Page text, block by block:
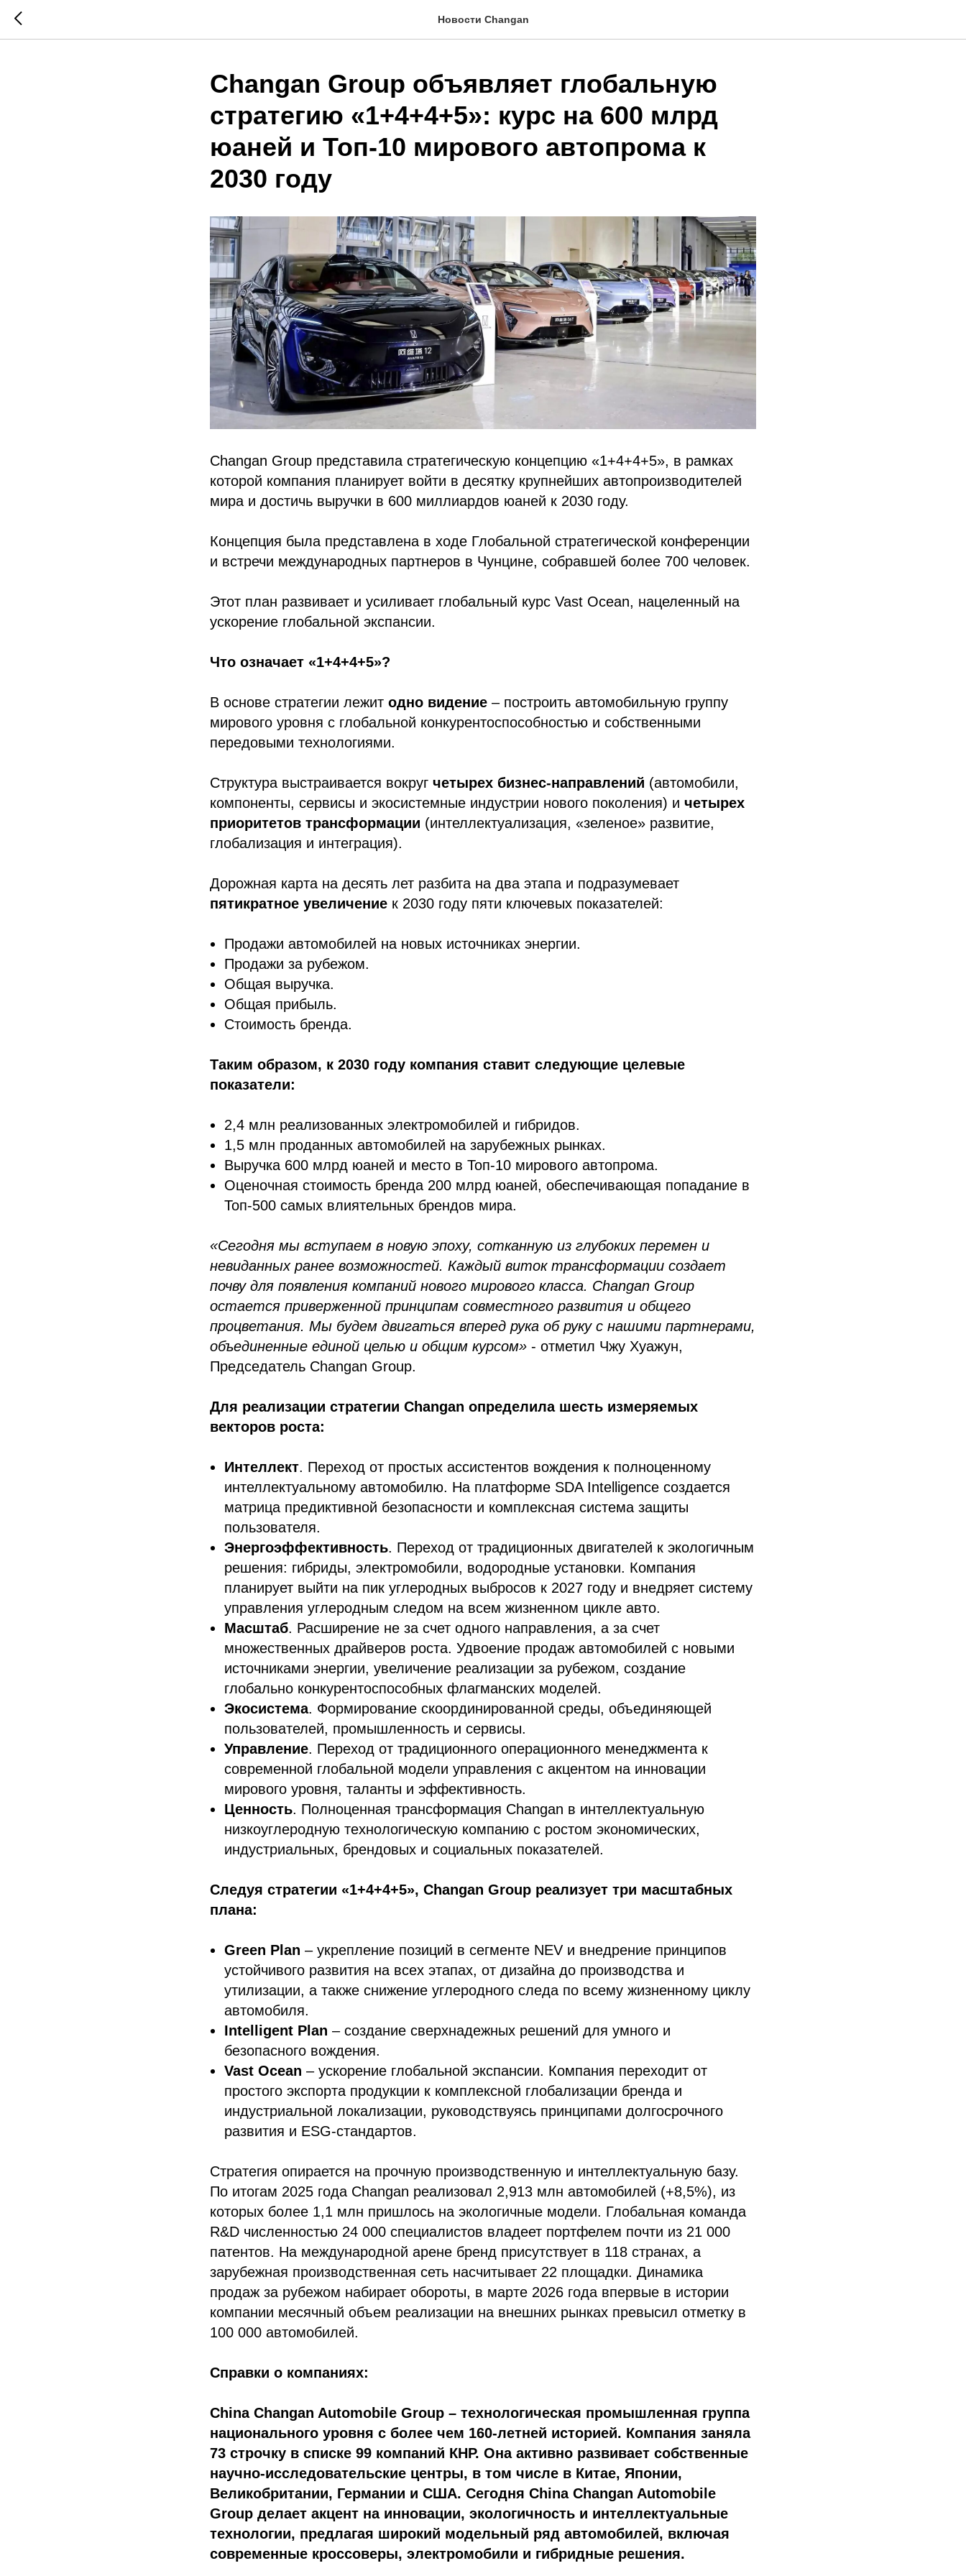
Новости Changan
Changan Group объявляет глобальную
стратегию «1+4+4+5»: курс на 600 млрд
юаней и Топ-10 мирового автопрома к
2030 году
Changan Group представила стратегическую концепцию «1+4+4+5», в рамках
которой компания планирует войти в десятку крупнейших автопроизводителей
мира и достичь выручки в 600 миллиардов юаней к 2030 году.
Концепция была представлена в ходе Глобальной стратегической конференции
и встречи международных партнеров в Чунцине, собравшей более 700 человек.
Этот план развивает и усиливает глобальный курс Vast Ocean, нацеленный на
ускорение глобальной экспансии.
Что означает «1+4+4+5»?
В основе стратегии лежит одно видение – построить автомобильную группу
мирового уровня с глобальной конкурентоспособностью и собственными
передовыми технологиями.
Структура выстраивается вокруг четырех бизнес-направлений (автомобили,
компоненты, сервисы и экосистемные индустрии нового поколения) и четырех
приоритетов трансформации (интеллектуализация, «зеленое» развитие,
глобализация и интеграция).
Дорожная карта на десять лет разбита на два этапа и подразумевает
пятикратное увеличение к 2030 году пяти ключевых показателей:
Продажи автомобилей на новых источниках энергии.
Продажи за рубежом.
Общая выручка.
Общая прибыль.
Стоимость бренда.
Таким образом, к 2030 году компания ставит следующие целевые
показатели:
2,4 млн реализованных электромобилей и гибридов.
1,5 млн проданных автомобилей на зарубежных рынках.
Выручка 600 млрд юаней и место в Топ-10 мирового автопрома.
Оценочная стоимость бренда 200 млрд юаней, обеспечивающая попадание в
Топ-500 самых влиятельных брендов мира.
«Сегодня мы вступаем в новую эпоху, сотканную из глубоких перемен и
невиданных ранее возможностей. Каждый виток трансформации создает
почву для появления компаний нового мирового класса. Changan Group
остается приверженной принципам совместного развития и общего
процветания. Мы будем двигаться вперед рука об руку с нашими партнерами,
объединенные единой целью и общим курсом» - отметил Чжу Хуажун,
Председатель Changan Group.
Для реализации стратегии Changan определила шесть измеряемых
векторов роста:
Интеллект. Переход от простых ассистентов вождения к полноценному
интеллектуальному автомобилю. На платформе SDA Intelligence создается
матрица предиктивной безопасности и комплексная система защиты
пользователя.
Энергоэффективность. Переход от традиционных двигателей к экологичным
решения: гибриды, электромобили, водородные установки. Компания
планирует выйти на пик углеродных выбросов к 2027 году и внедряет систему
управления углеродным следом на всем жизненном цикле авто.
Масштаб. Расширение не за счет одного направления, а за счет
множественных драйверов роста. Удвоение продаж автомобилей с новыми
источниками энергии, увеличение реализации за рубежом, создание
глобально конкурентоспособных флагманских моделей.
Экосистема. Формирование скоординированной среды, объединяющей
пользователей, промышленность и сервисы.
Управление. Переход от традиционного операционного менеджмента к
современной глобальной модели управления с акцентом на инновации
мирового уровня, таланты и эффективность.
Ценность. Полноценная трансформация Changan в интеллектуальную
низкоуглеродную технологическую компанию с ростом экономических,
индустриальных, брендовых и социальных показателей.
Следуя стратегии «1+4+4+5», Changan Group реализует три масштабных
плана:
Green Plan – укрепление позиций в сегменте NEV и внедрение принципов
устойчивого развития на всех этапах, от дизайна до производства и
утилизации, а также снижение углеродного следа по всему жизненному циклу
автомобиля.
Intelligent Plan – создание сверхнадежных решений для умного и
безопасного вождения.
Vast Ocean – ускорение глобальной экспансии. Компания переходит от
простого экспорта продукции к комплексной глобализации бренда и
индустриальной локализации, руководствуясь принципами долгосрочного
развития и ESG-стандартов.
Стратегия опирается на прочную производственную и интеллектуальную базу.
По итогам 2025 года Changan реализовал 2,913 млн автомобилей (+8,5%), из
которых более 1,1 млн пришлось на экологичные модели. Глобальная команда
R&D численностью 24 000 специалистов владеет портфелем почти из 21 000
патентов. На международной арене бренд присутствует в 118 странах, а
зарубежная производственная сеть насчитывает 22 площадки. Динамика
продаж за рубежом набирает обороты, в марте 2026 года впервые в истории
компании месячный объем реализации на внешних рынках превысил отметку в
100 000 автомобилей.
Справки о компаниях:
China Changan Automobile Group – технологическая промышленная группа
национального уровня с более чем 160-летней историей. Компания заняла
73 строчку в списке 99 компаний КНР. Она активно развивает собственные
научно-исследовательские центры, в том числе в Китае, Японии,
Великобритании, Германии и США. Сегодня China Changan Automobile
Group делает акцент на инновации, экологичность и интеллектуальные
технологии, предлагая широкий модельный ряд автомобилей, включая
современные кроссоверы, электромобили и гибридные решения.